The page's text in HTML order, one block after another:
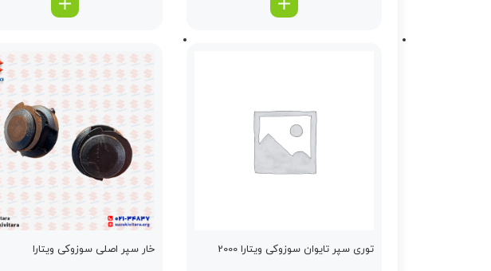
توری سپر تایوان سوزوکی ویتارا 2000 خار سپر اصلی سوزوکی ویتارا